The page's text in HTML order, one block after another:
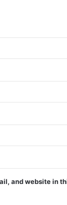
and website in